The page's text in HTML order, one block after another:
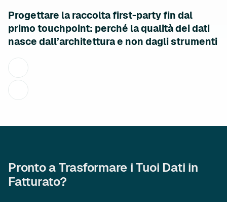
Progettare la raccolta first-party fin dal
primo touchpoint: perché la qualità dei dati
nasce dall’architettura e non dagli strumenti
Pronto a Trasformare i Tuoi Dati in
Fatturato?